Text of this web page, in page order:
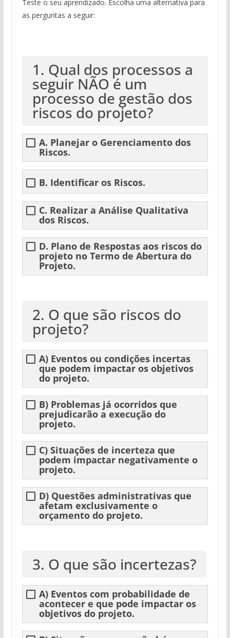
Teste o seu aprendizado. Escolha uma alternativa para
as perguntas a seguir:
1. Qual dos processos a
seguir NÃO é um
processo de gestão dos
riscos do projeto?
A. Planejar o Gerenciamento dos
Riscos.
B. Identificar os Riscos.
C. Realizar a Análise Qualitativa
dos Riscos.
D. Plano de Respostas aos riscos do
projeto no Termo de Abertura do
Projeto.
2. O que são riscos do
projeto?
A) Eventos ou condições incertas
que podem impactar os objetivos
do projeto.
B) Problemas já ocorridos que
prejudicarão a execução do
projeto.
C) Situações de incerteza que
podem impactar negativamente o
projeto.
D) Questões administrativas que
afetam exclusivamente o
orçamento do projeto.
3. O que são incertezas?
A) Eventos com probabilidade de
acontecer e que pode impactar os
objetivos do projeto.